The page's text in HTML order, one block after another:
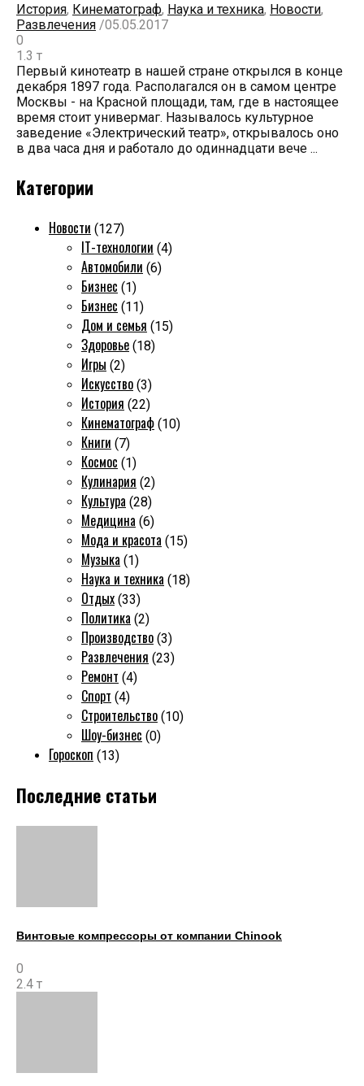
История, Кинематограф, Наука и техника, Новости,
Развлечения /05.05.2017
0
1.3 т
Первый кинотеатр в нашей стране открылся в конце
декабря 1897 года. Располагался он в самом центре
Москвы - на Красной площади, там, где в настоящее
время стоит универмаг. Называлось культурное
заведение «Электрический театр», открывалось оно
в два часа дня и работало до одиннадцати вече ...
Категории
Новости (127)
IT-технологии (4)
Автомобили (6)
Бизнес (1)
Бизнес (11)
Дом и семья (15)
Здоровье (18)
Игры (2)
Искусство (3)
История (22)
Кинематограф (10)
Книги (7)
Космос (1)
Кулинария (2)
Культура (28)
Медицина (6)
Мода и красота (15)
Музыка (1)
Наука и техника (18)
Отдых (33)
Политика (2)
Производство (3)
Развлечения (23)
Ремонт (4)
Спорт (4)
Строительство (10)
Шоу-бизнес (0)
Гороскоп (13)
Последние статьи
Винтовые компрессоры от компании Chinook
0
2.4 т